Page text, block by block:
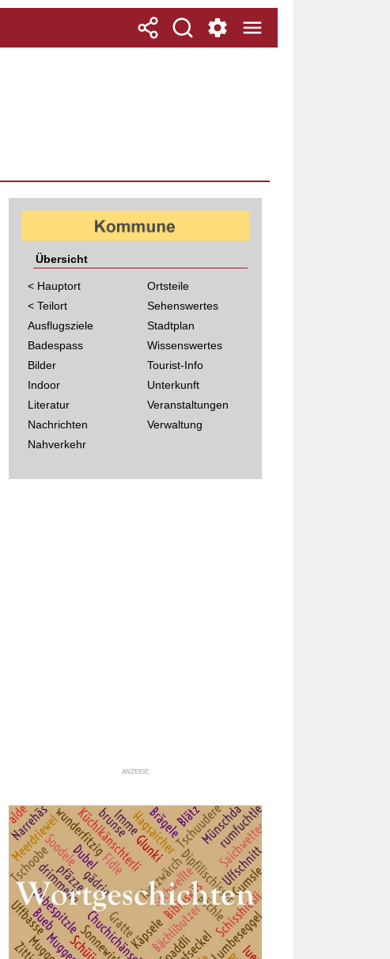
Übersicht
< Hauptort
< Teilort
Ausflugsziele
Badespass
Bilder
Indoor
Literatur
Nachrichten
Nahverkehr
Ortsteile
Sehenswertes
Stadtplan
Wissenswertes
Tourist-Info
Unterkunft
Veranstaltungen
Verwaltung
ANZEIGE